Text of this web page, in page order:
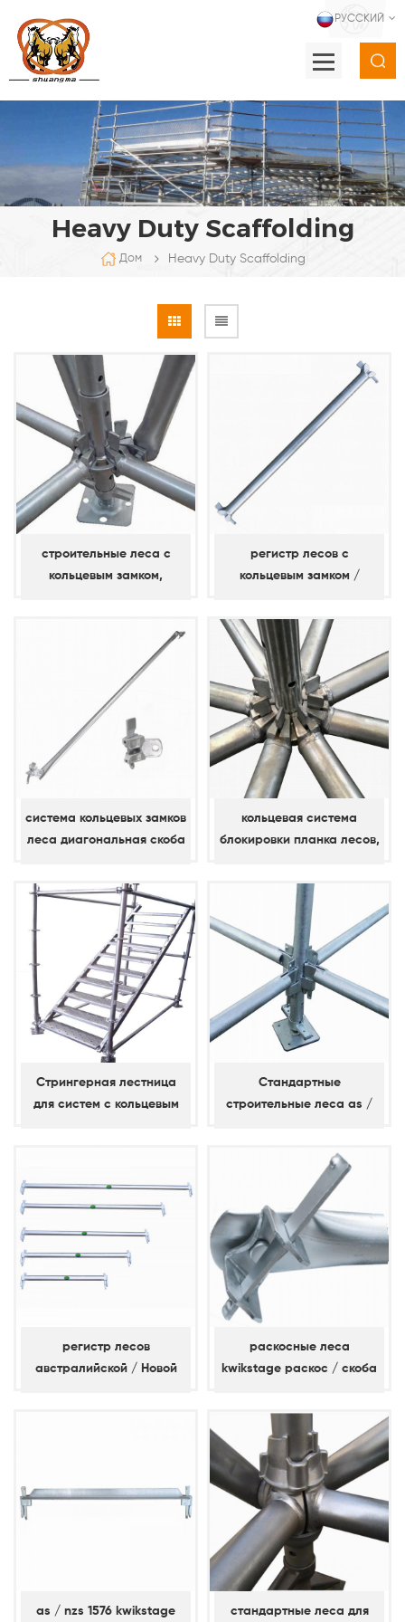
РУССКИЙ
Heavy Duty Scaffolding
Дом Heavy Duty Scaffolding
строительные леса с
кольцевым замком,
регистр лесов с
кольцевым замком /
система кольцевых замков
леса диагональная скоба
кольцевая система
блокировки планка лесов,
диагональный регистр
Стрингерная лестница
для систем с кольцевым
Стандартные
строительные леса as /
регистр лесов
австралийской / Новой
раскосные леса
kwikstage раскос / скоба
as / nzs 1576 kwikstage стандартные леса для